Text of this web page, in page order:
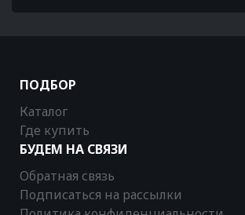
ПОДБОР
Каталог
Где купить
БУДЕМ НА СВЯЗИ
Обратная связь
Подписаться на рассылки